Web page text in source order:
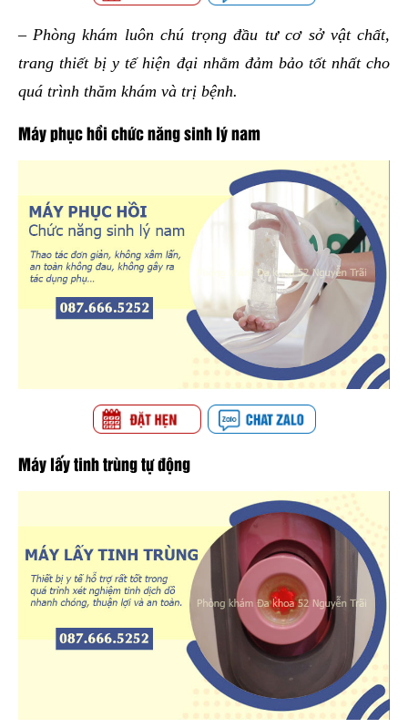
– Phòng khám luôn chú trọng đầu tư cơ sở vật chất,
trang thiết bị y tế hiện đại nhằm đảm bảo tốt nhất cho
quá trình thăm khám và trị bệnh.
Máy phục hồi chức năng sinh lý nam
Máy lấy tinh trùng tự động